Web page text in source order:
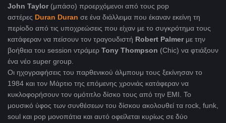
John Taylor (μπάσο) προερχόμενοι από τους pop
αστέρες Duran Duran σε ένα διάλλειμα που έκαναν εκείνη τη
περίοδο από τις υποχρεώσεις που είχαν με το συγκρότημα τους
κατάφεραν να πείσουν τον τραγουδιστή Robert Palmer με την
βοήθεια του session ντράμερ Tony Thompson (Chic) να φτιάξουν
ένα νέο super group.
Oι ηχογραφήσεις του παρθενικού άλμπουμ τους ξεκίνησαν το
1984 και τον Μάρτιο της επόμενης χρονιάς κατάφεραν να
κυκλοφορήσουν τον ομότιτλο δίσκο τους από την ΕΜΙ. Το
μουσικό ύφος των συνθέσεων του δίσκου ακολουθεί τα rock, funk,
soul και pop μονοπάτια και αυτό οφείλεται κυρίως σε δύο